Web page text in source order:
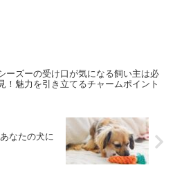
ーズーの受け口が気になる飼い主は必
！魅力を引き立てるチャームポイント
なたの犬に